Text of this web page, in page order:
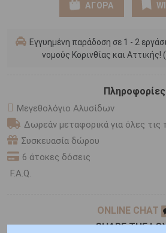
ΑΓΟΡΑ
Εγγυημένη παράδοση σε 1 - 2
νομούς Κορινθίας και Αττικής!
Πληροφορίες
Μεγεθολόγιο Αλυσίδων
Δωρεάν μεταφορικά για όλες τις
Συσκευασία δώρου
6 άτοκες δόσεις
F.A.Q.
ONLINE CHAT
SHARE THE